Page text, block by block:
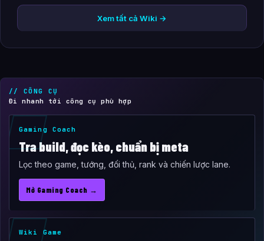
Xem tất cả Wiki →
// CÔNG CỤ
Đi nhanh tới công cụ phù hợp
Gaming Coach
Tra build, đọc kèo, chuẩn bị meta
Lọc theo game, tướng, đối thủ, rank và chiến lược lane.
Mở Gaming Coach →
Wiki Game